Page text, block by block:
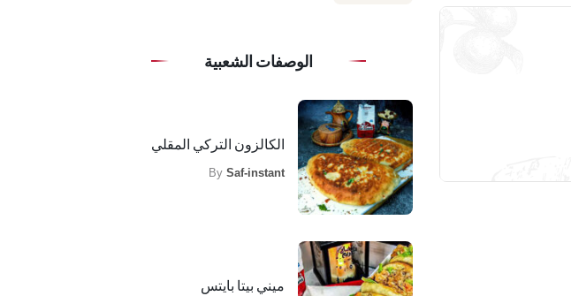
الوصفات الشعبية
الكالزون التركي المقلي
By Saf-instant
ميني بيتا بايتس